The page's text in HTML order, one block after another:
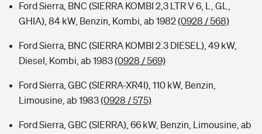
Ford Sierra, BNC (SIERRA KOMBI 2,3 LTR V 6, L, GL,
GHIA), 84 kW, Benzin, Kombi, ab 1982(0928 / 568)
Ford Sierra, BNC (SIERRA KOMBI 2.3 DIESEL), 49 kW,
Diesel, Kombi, ab 1983(0928 / 569)
Ford Sierra, GBC (SIERRA-XR4I), 110 kW, Benzin,
Limousine, ab 1983(0928 / 575)
Ford Sierra, GBC (SIERRA), 66 kW, Benzin, Limousine, ab